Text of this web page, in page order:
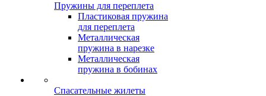
Пружины для переплета
Пластиковая пружина
для переплета
Металлическая
пружина в нарезке
Металлическая
пружина в бобинах
Спасательные жилеты